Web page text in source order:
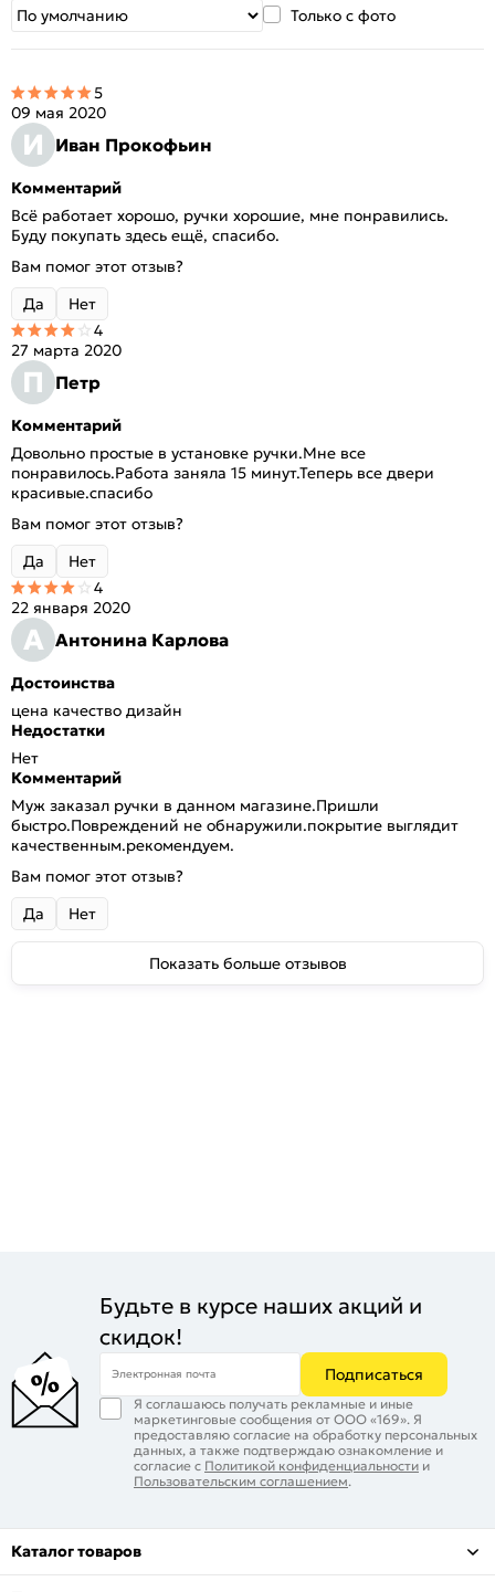
Только с фото
И Иван Прокофьин
09 мая 2020
5
Комментарий
Всё работает хорошо, ручки хорошие, мне понравились.
Буду покупать здесь ещё, спасибо.
Вам помог этот отзыв?
Да
Нет
П Петр
27 марта 2020
4
Комментарий
Довольно простые в установке ручки.Мне все
понравилось.Работа заняла 15 минут.Теперь все двери
красивые.спасибо
Вам помог этот отзыв?
Да
Нет
А Антонина Карлова
22 января 2020
4
Достоинства
цена качество дизайн
Недостатки
Нет
Комментарий
Муж заказал ручки в данном магазине.Пришли
быстро.Повреждений не обнаружили.покрытие выглядит
качественным.рекомендуем.
Вам помог этот отзыв?
Да
Нет
Показать больше отзывов
Будьте в курсе наших акций и
скидок!
Электронная почта Подписаться
Я соглашаюсь получать рекламные и иные
маркетинговые сообщения от ООО «169». Я
предоставляю согласие на обработку персональных
данных, а также подтверждаю ознакомление и
согласие с Политикой конфиденциальности и
Пользовательским соглашением.
Каталог товаров